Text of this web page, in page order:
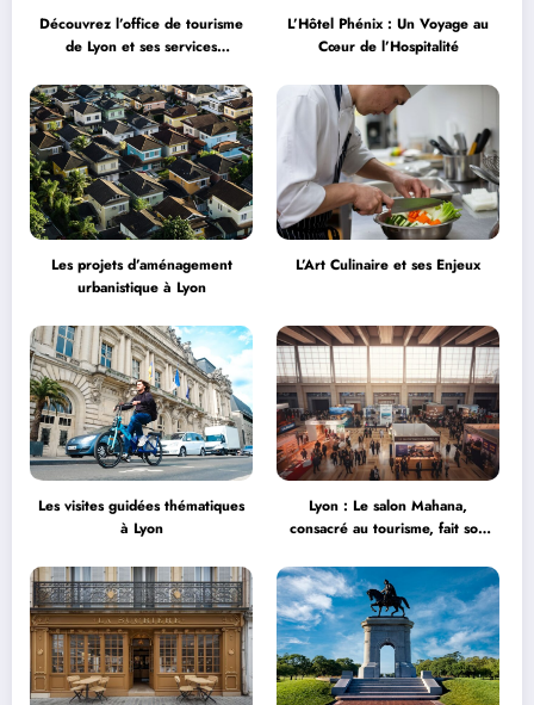
Découvrez l’office de tourisme
de Lyon et ses services
L’Hôtel Phénix : Un Voyage au
Cœur de l’Hospitalité
Les projets d’aménagement
urbanistique à Lyon
L’Art Culinaire et ses Enjeux
Les visites guidées thématiques
à Lyon
Lyon : Le salon Mahana,
consacré au tourisme, fait son
Garnier